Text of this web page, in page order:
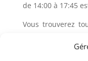
de 14:00 à 17:45
Vous trouverez
comité